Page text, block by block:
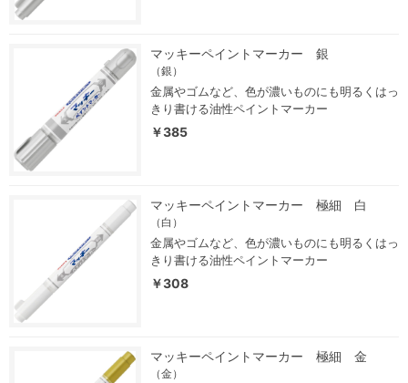
マッキーペイントマーカー 銀
（銀）
金属やゴムなど、色が濃いものにも明るくはっ
きり書ける油性ペイントマーカー
￥385
マッキーペイントマーカー 極細 白
（白）
金属やゴムなど、色が濃いものにも明るくはっ
きり書ける油性ペイントマーカー
￥308
マッキーペイントマーカー 極細 金
（金）